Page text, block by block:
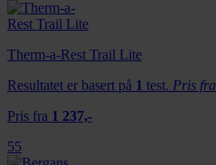
Therm-a-Rest Trail Lite
Resultatet er basert på 1 test. Pris fra
Pris fra 1 237,-
55